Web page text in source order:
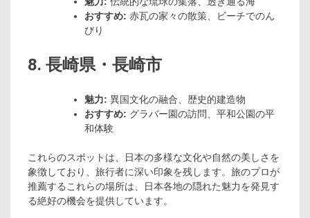
おすすめ: 赤瓦の家々の散策、ビーチでのん
びり
8. 長崎県・長崎市
魅力: 異国文化の融合、歴史的建造物
おすすめ: グラバー園の訪問、平和公園の平
和体験
これらのスポットは、日本の多様な文化や自然の美しさを
象徴しており、旅行者に深い印象を残します。旅のプロが
推薦するこれらの場所は、日本各地の隠れた魅力を発見す
る絶好の機会を提供しています。